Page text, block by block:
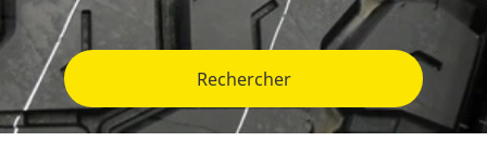
Rechercher